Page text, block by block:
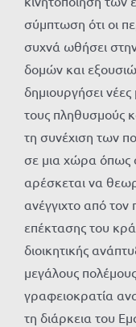
σύμπτωση ότι οι
συχνά ωθήσει
δομών και
δημιουργήσει
τους πληθυσμούς
τη συνέχιση των
σε μια χώρα όπως
αρέσκεται να
ανέγγιχτο από τον
επέκτασης του
διοικητικής
μεγάλους
γραφειοκρατία
τη διάρκεια του